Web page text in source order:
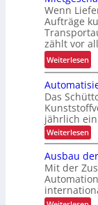
n
d
P
r
ä
z
i
s
i
o
n
i
m
i
n
s
i
c
h
r
h
e
i
t
d
r
c
h
L
u
e
E
F
G
B
a
u
r
e
i
h
e
n
Wenn
Aufträge
zählt vor
Weiterlesen:
M
i
e
t
g
e
c
h
ä
Das
jährlich
Weiterlesen:
A
t
o
m
a
t
Ausbau
Mit der